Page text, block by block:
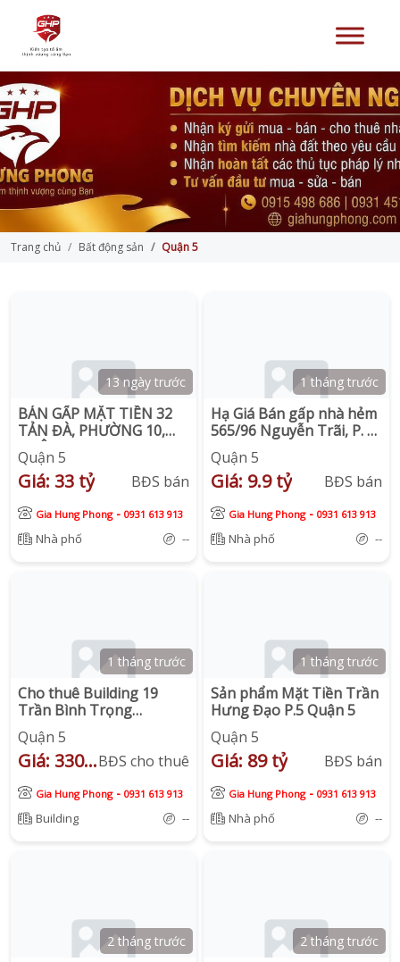
Trang chủ Bất động sản Quận 5
13 ngày trước
BÁN GẤP MẶT TIỀN 32
TẢN ĐÀ, PHƯỜNG 10,
QUẬN 5
Quận 5
Giá: 33 tỷ BĐS bán
Gia Hung Phong- 0931 613 913
Nhà phố --
1 tháng trước
Hạ Giá Bán gấp nhà hẻm
565/96 Nguyễn Trãi, P. 7,
Quận 5.
Quận 5
Giá: 9.9 tỷ BĐS bán
Gia Hung Phong- 0931 613 913
Nhà phố --
1 tháng trước
Cho thuê Building 19
Trần Bình Trọng
Phường 1 Quận 5.
Quận 5
Giá: 330
triệu
BĐS cho thuê
Gia Hung Phong- 0931 613 913
Building --
1 tháng trước
Sản phẩm Mặt Tiền Trần
Hưng Đạo P.5 Quận 5
Quận 5
Giá: 89 tỷ BĐS bán
Gia Hung Phong- 0931 613 913
Nhà phố --
2 tháng trước 2 tháng trước